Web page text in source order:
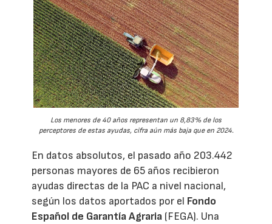
Los menores de 40 años representan un 8,83% de los
perceptores de estas ayudas, cifra aún más baja que en 2024.
En datos absolutos, el pasado año 203.442
personas mayores de 65 años recibieron
ayudas directas de la PAC a nivel nacional,
según los datos aportados por el Fondo
Español de Garantía Agraria (FEGA). Una